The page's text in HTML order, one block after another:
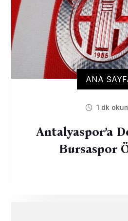
ANA
1 dk
Antalyaspor’a
Bursaspor